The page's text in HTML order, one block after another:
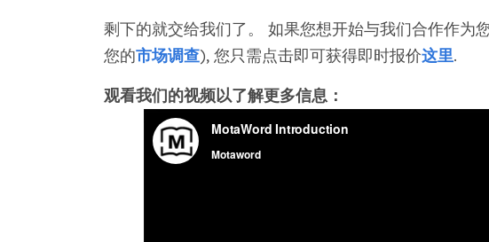
剩下的就交给我们了。 如果您想开始与我们合作作为
您的市场调查), 您只需点击即可获得即时报价这里.
观看我们的视频以了解更多信息：